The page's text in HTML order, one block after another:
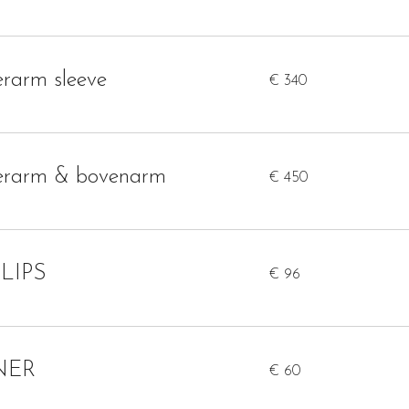
sleeve
340
euro
€ 340
& bovenarm
450
euro
€ 450
96
euro
€ 96
60
euro
€ 60